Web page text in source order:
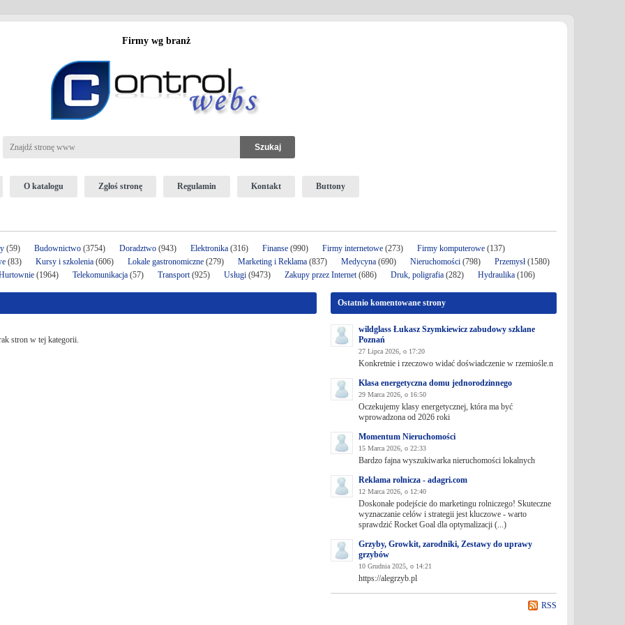
Firmy wg branż
O katalogu Zgłoś stronę Regulamin Kontakt Buttony
(59) Budownictwo (3754) Doradztwo (943) Elektronika (316) Finanse (990) Firmy internetowe (273) Firmy komputerowe (137)
(83) Kursy i szkolenia (606) Lokale gastronomiczne (279) Marketing i Reklama (837) Medycyna (690) Nieruchomości (798) Przemysł(1580)
(1964) Telekomunikacja (57) Transport(925) Usługi (9473) Zakupy przez Internet(686) Druk, poligrafia (282) Hydraulika (106)
stron w tej kategorii.
Ostatnio komentowane strony
wildglass Łukasz Szymkiewicz zabudowy szklane
Poznań
27 Lipca 2026, o 17:20
Konkretnie i rzeczowo widać doświadczenie w rzemiośle.n
Klasa energetyczna domu jednorodzinnego
29 Marca 2026, o 16:50
Oczekujemy klasy energetycznej, która ma być
wprowadzona od 2026 roki
Momentum Nieruchomości
15 Marca 2026, o 22:33
Bardzo fajna wyszukiwarka nieruchomości lokalnych
Reklama rolnicza - adagri.com
12 Marca 2026, o 12:40
Doskonałe podejście do marketingu rolniczego! Skuteczne
wyznaczanie celów i strategii jest kluczowe - warto
sprawdzić Rocket Goal dla optymalizacji (...)
Grzyby, Growkit, zarodniki, Zestawy do uprawy
grzybów
10 Grudnia 2025, o 14:21
https://alegrzyb.pl
RSS